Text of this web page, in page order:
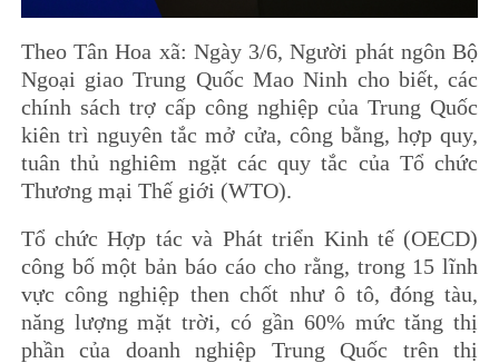
Theo Tân Hoa xã: Ngày 3/6, Người phát ngôn Bộ
Ngoại giao Trung Quốc Mao Ninh cho biết, các
chính sách trợ cấp công nghiệp của Trung Quốc
kiên trì nguyên tắc mở cửa, công bằng, hợp quy,
tuân thủ nghiêm ngặt các quy tắc của Tổ chức
Thương mại Thế giới (WTO).
Tổ chức Hợp tác và Phát triển Kinh tế (OECD)
công bố một bản báo cáo cho rằng, trong 15 lĩnh
vực công nghiệp then chốt như ô tô, đóng tàu,
năng lượng mặt trời, có gần 60% mức tăng thị
phần của doanh nghiệp Trung Quốc trên thị